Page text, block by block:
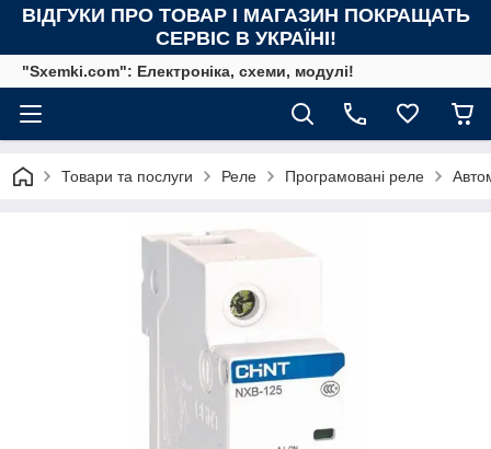
ВІДГУКИ ПРО ТОВАР І МАГАЗИН ПОКРАЩАТЬ
СЕРВІС В УКРАЇНІ!
"Sxemki.com": Електроніка, схеми, модулі!
Товари та послуги Реле Програмовані реле